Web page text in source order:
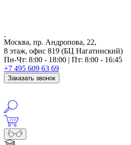
Москва, пр. Андропова, 22,
8 этаж, офис 819 (БЦ Нагатинский)
Пн-Чт: 8:00 - 18:00 | Пт: 8:00 - 16:45
+7 495 609 63 69
Заказать звонок